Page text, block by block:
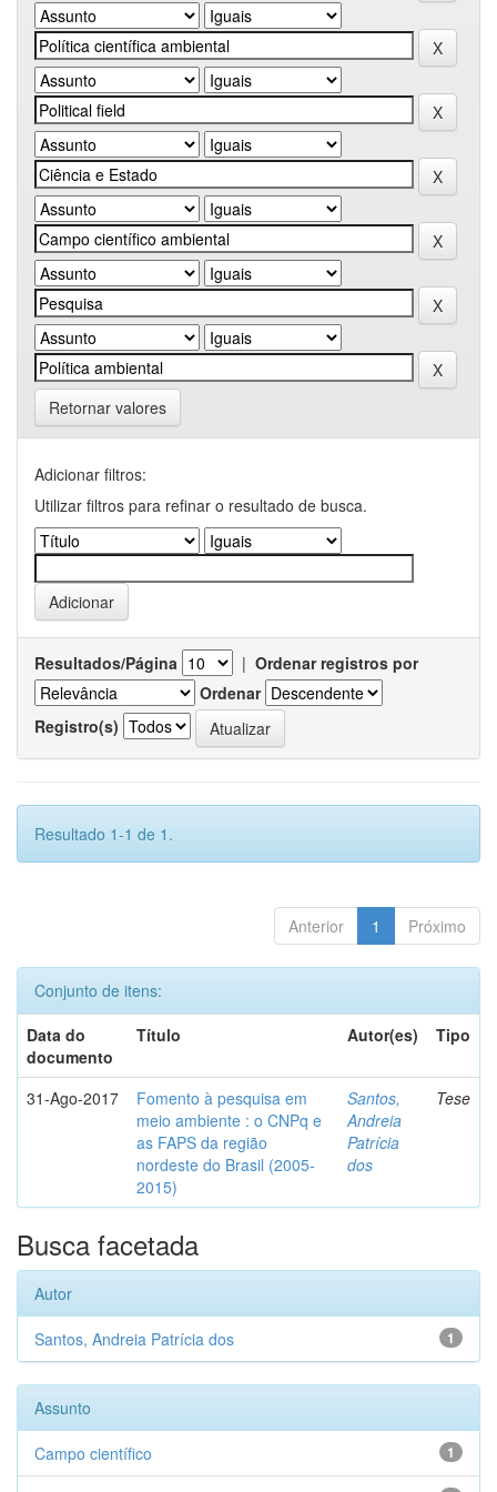
Retornar valores
Adicionar filtros:
Utilizar filtros para refinar o resultado de busca.
Resultados/Página | Ordenar registros por
Ordenar
Registro(s)
Resultado 1-1 de 1.
Anterior 1 Próximo
Conjunto de itens:
Data do
documento
Título Autor(es) Tipo
31-Ago-2017
Fomento à pesquisa em
meio ambiente : o CNPq e
as FAPS da região
nordeste do Brasil (2005-
2015)
Santos,
Andreia
Patrícia
dos
Tese
Busca facetada
Autor
1
Santos, Andreia Patrícia dos
Assunto
1
Campo científico